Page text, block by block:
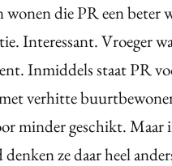
wonen die PR een
Interessant. Vroeger
Inmiddels staat PR
verhitte
minder geschikt. Maar
ze daar heel